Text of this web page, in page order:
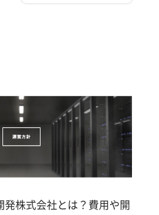
発株式会社とは？費用や開